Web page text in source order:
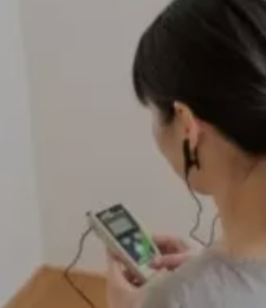
お灸と温熱療法
後鼻漏に鍼灸治療はおすす
め？効果と通院頻度の目安